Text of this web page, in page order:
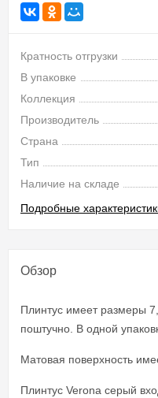
Кратность отгрузки
В упаковке
Коллекция
Производитель
Страна
Тип
Наличие на складе
Подробные
Обзор
Плинтус имеет размеры
поштучно. В одной
Матовая поверхность
Плинтус Verona серый